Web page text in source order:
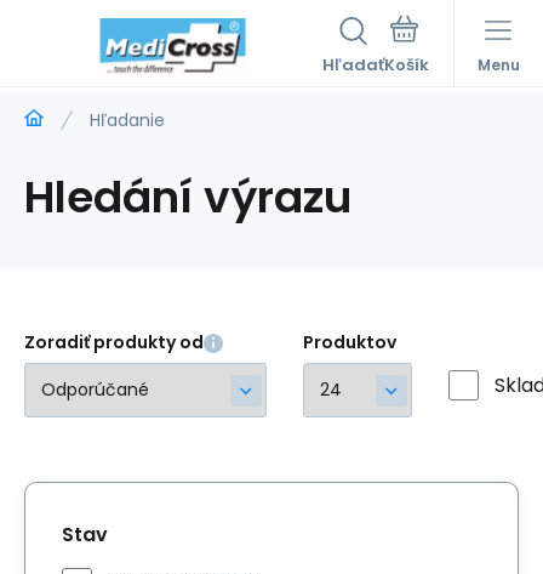
Hľadať Menu
Hľadanie
Hledání výrazu
Zoradiť produkty od Produktov
Stav